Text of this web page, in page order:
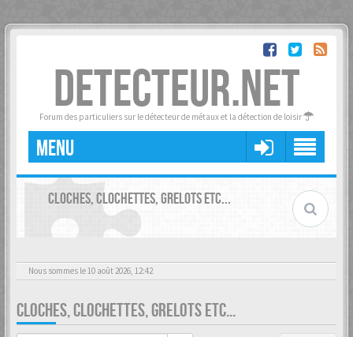
DETECTEUR.NET
Forum des particuliers sur le détecteur de métaux et la détection de loisir
MENU
CLOCHES, CLOCHETTES, GRELOTS ETC...
Nous sommes le 10 août 2026, 12:42
CLOCHES, CLOCHETTES, GRELOTS ETC...